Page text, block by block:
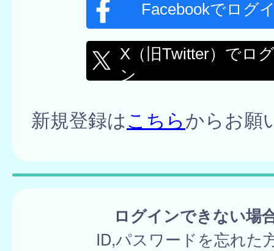
Facebookでログ
X（旧Twitter）でロ
ン
新規登録はこちらからお願
ログインできない場
ID,パスワードを忘れた